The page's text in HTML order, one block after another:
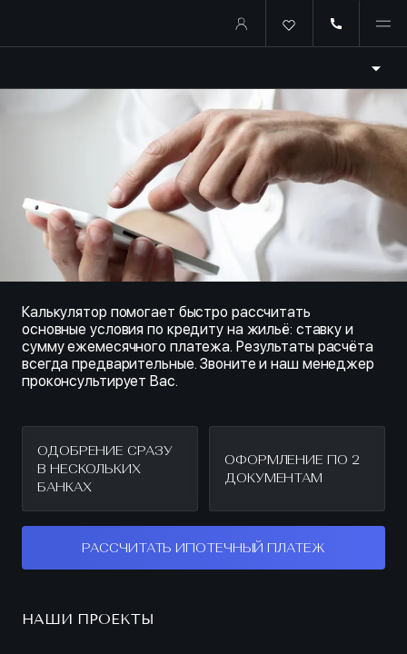
Купить квартиру в ипотеку
Калькулятор помогает быстро рассчитать
основные условия по кредиту на жильё: ставку и
сумму ежемесячного платежа. Результаты расчёта
всегда предварительные. Звоните и наш менеджер
проконсультирует Вас.
ОДОБРЕНИЕ СРАЗУ
В НЕСКОЛЬКИХ
БАНКАХ
ОФОРМЛЕНИЕ ПО 2
ДОКУМЕНТАМ
РАССЧИТАТЬ ИПОТЕЧНЫЙ ПЛАТЕЖ
НАШИ ПРОЕКТЫ